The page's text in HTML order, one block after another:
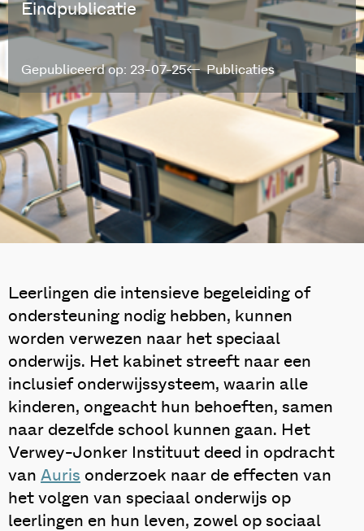
Eindpublicatie
Publicaties
Gepubliceerd op: 23-07-25
Leerlingen die intensieve begeleiding of
ondersteuning nodig hebben, kunnen
worden verwezen naar het speciaal
onderwijs. Het kabinet streeft naar een
inclusief onderwijssysteem, waarin alle
kinderen, ongeacht hun behoeften, samen
naar dezelfde school kunnen gaan. Het
Verwey-Jonker Instituut deed in opdracht
van Auris onderzoek naar de effecten van
het volgen van speciaal onderwijs op
leerlingen en hun leven, zowel op sociaal